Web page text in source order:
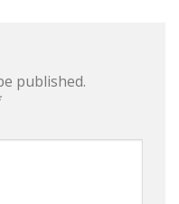
published.